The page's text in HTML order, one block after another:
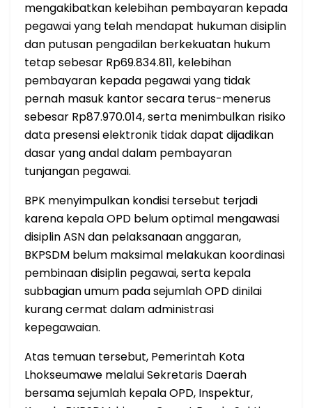
mengakibatkan kelebihan pembayaran kepada
pegawai yang telah mendapat hukuman disiplin
dan putusan pengadilan berkekuatan hukum
tetap sebesar Rp69.834.811, kelebihan
pembayaran kepada pegawai yang tidak
pernah masuk kantor secara terus-menerus
sebesar Rp87.970.014, serta menimbulkan risiko
data presensi elektronik tidak dapat dijadikan
dasar yang andal dalam pembayaran
tunjangan pegawai.
BPK menyimpulkan kondisi tersebut terjadi
karena kepala OPD belum optimal mengawasi
disiplin ASN dan pelaksanaan anggaran,
BKPSDM belum maksimal melakukan koordinasi
pembinaan disiplin pegawai, serta kepala
subbagian umum pada sejumlah OPD dinilai
kurang cermat dalam administrasi
kepegawaian.
Atas temuan tersebut, Pemerintah Kota
Lhokseumawe melalui Sekretaris Daerah
bersama sejumlah kepala OPD, Inspektur,